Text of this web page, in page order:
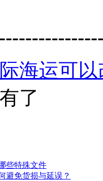
海运可
了
些特殊文件
避免货损与延误？